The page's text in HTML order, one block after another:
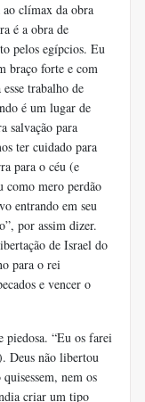
clímax da obra
é a obra de
pelos egípcios. Eu
braço forte e com
trabalho de
é um lugar de
salvação para
ter cuidado para
para o céu (e
como mero perdão
entrando em seu
por assim dizer.
de Israel do
para o rei
e vencer o
piedosa. “Eu os farei
Deus não libertou
nem os
criar um tipo